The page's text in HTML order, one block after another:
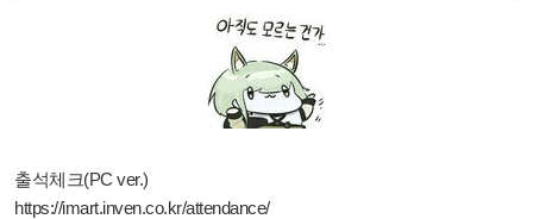
출석체크(PC ver.)
https://imart.inven.co.kr/attendance/